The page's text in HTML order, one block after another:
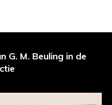
G. M. Beuling in de